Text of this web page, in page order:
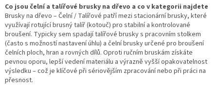
l
á
d
a
c
í
p
r
Co jsou čelní a talířové brusky na dřevo a co v kategorii najdete
Brusky na dřevo – Čelní / Talířové patří mezi stacionární brusky, které
využívají rotující brusný talíř (kotouč) pro stabilní a kontrolované
broušení. Typicky sem spadají talířové brusky s pracovním stolkem
(často s možností nastavení úhlu) a čelní brusky určené pro broušení
čelních ploch, hran a rovných dílů. Oproti ručním bruskám získáte
pevnou oporu, lepší vedení materiálu a výrazně vyšší opakovatelnost
výsledku – což je klíčové při sériovějším zpracování nebo při práci na
přesnost.